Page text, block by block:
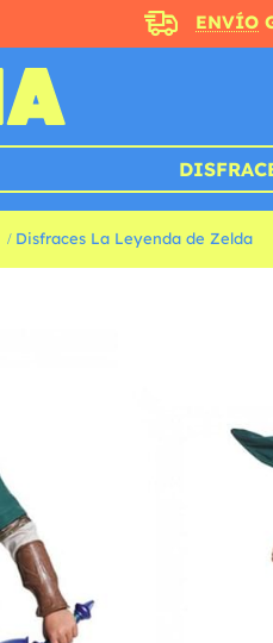
ENVÍO
Disfraces La Leyenda de Zelda